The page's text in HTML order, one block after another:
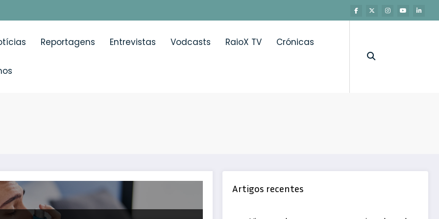
Reportagens Entrevistas Vodcasts RaioX TV Crónicas
com asma: acesso ao tratamento continua insuficiente Artigos recentes